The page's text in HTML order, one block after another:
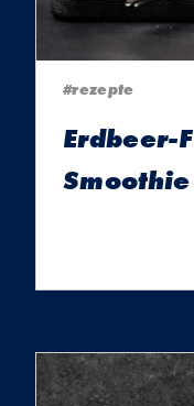
#rezepte
Erdbeer-
Smoothie